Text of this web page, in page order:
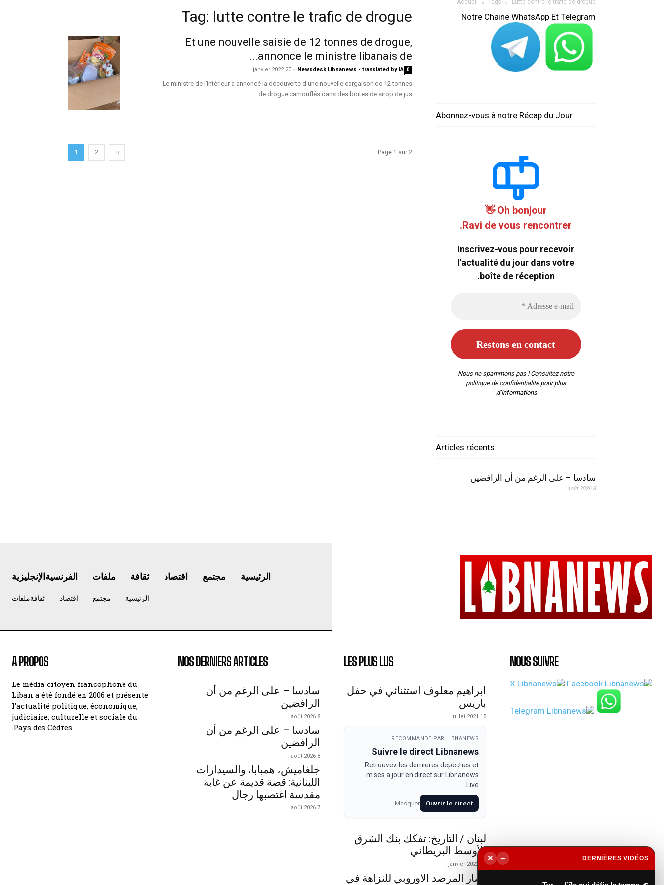
Accueil Tags Lutte contre le trafic de drogue
Tag: lutte contre le trafic de drogue
Et une nouvelle saisie de 12 tonnes de drogue,
annonce le ministre libanais de...
Newsdesk Libnanews - translated by IA
-
27 janvier 2022 0
Le ministre de l'intérieur a annoncé la découverte d'une nouvelle cargaison de 12 tonnes
de drogue camouflés dans des boites de sirop de jus...
1 2 Page 1 sur 2
Notre Chaine WhatsApp Et Telegram
Abonnez-vous à notre Récap du Jour
Oh bonjour 👋
Ravi de vous rencontrer.
Inscrivez-vous pour recevoir
l'actualité du jour dans votre
boîte de réception.
Nous ne spammons pas ! Consultez notre
politique de confidentialitépour plus
d’informations.
Articles récents
سادسا – على الرغم من أن الرافضين
8 août 2026
الرئيسية مجتمع اقتصاد ثقافة ملفات الفرنسيةالإنجليزية
الرئيسية مجتمع اقتصاد ثقافةملفات
A PROPOS
Le média citoyen francophone du
Liban a été fondé en 2006 et présente
l’actualité politique, économique,
judiciaire, culturelle et sociale du
Pays des Cèdres.
NOS DERNIERS ARTICLES
سادسا – على الرغم من أن
الرافضين
8 août 2026
سادسا – على الرغم من أن
الرافضين
8 août 2026
جلغاميش، همبابا، والسيدارات
اللبنانية: قصة قديمة عن غابة
مقدسة اغتصبها رجال
7 août 2026
LES PLUS LUS
ابراهيم معلوف استثنائي في حفل
باريس
15 juillet 2021
RECOMMANDE PAR LIBNANEWS
Suivre le direct Libnanews
Retrouvez les dernieres depeches et
mises a jour en direct sur Libnanews
Live.
Ouvrir le direct
Masquer
لبنان / التاريخ: تفكك بنك الشرق
الأوسط البريطاني
20 janvier 2022
أشار المرصد الاوروبي للنزاهة في
NOUS SUIVRE
DERNIÈRES VIDÉOS
−
×